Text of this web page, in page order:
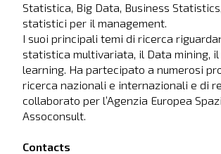
Statistica, Big Data, Business
statistici per il management.
I suoi principali temi di ricerca
statistica multivariata, il Data mining, il
learning. Ha partecipato a numerosi
ricerca nazionali e internazionali e di
collaborato per l’Agenzia Europea
Assoconsult.
Contacts